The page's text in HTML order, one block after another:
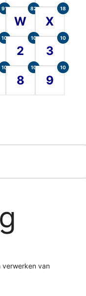
91
W
82
X
18
10
2
10
3
10
10
8
10
9
10
van